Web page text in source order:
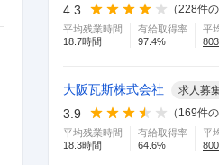
4.3
（228件の
平均残業時間
18.7時間
有給取得率
97.4%
平
803
大阪瓦斯株式会社 求人募
3.9 （ 169件の
平均残業時間
18.3時間
有給取得率
64.6%
平
800